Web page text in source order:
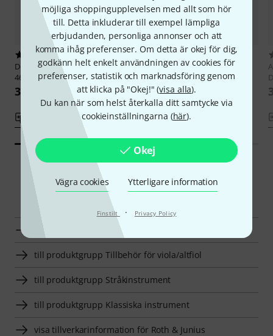
möjliga shoppingupplevelsen med allt som hör
till. Detta inkluderar till exempel lämpliga
erbjudanden, personliga annonser och att
komma ihåg preferenser. Om detta är okej för dig,
godkänn helt enkelt användningen av cookies för
preferenser, statistik och marknadsföring genom
att klicka på "Okej!" (visa alla).
Du kan när som helst återkalla ditt samtycke via
cookieinställningarna (här).
Okej
Vägra cookies Ytterligare information
Finstilt · Privacy Policy
1
DespiauNo.10 Viola Bridge
46mm A
391 kr
6
AubertNo.5 Viola Bridge 48mm
82 kr
Jämför
Smart Navigator
till produktgrupp Stall för viola/altfiol
till produktgrupp Tillbehör för viola/altfiol
till produktgrupp Stråkinstrument
till produktgrupp Klassiska instrument
visa tillverkarinformation för Roth & Junius